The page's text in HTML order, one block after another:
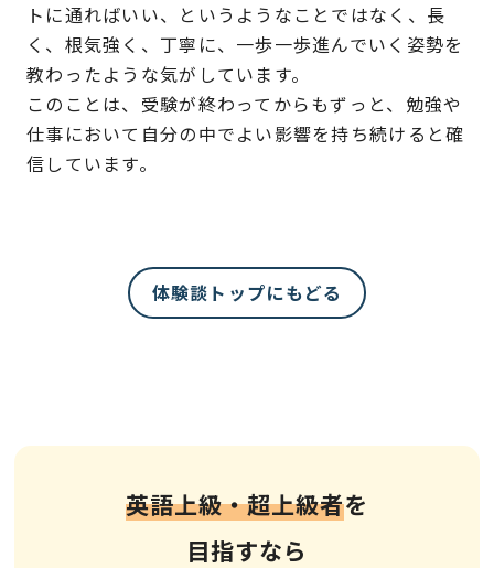
トに通ればいい、というようなことではなく、長
く、根気強く、丁寧に、一歩一歩進んでいく姿勢を
教わったような気がしています。
このことは、受験が終わってからもずっと、勉強や
仕事において自分の中でよい影響を持ち続けると確
信しています。
体験談トップにもどる
英語上級・超上級者を
目指すなら